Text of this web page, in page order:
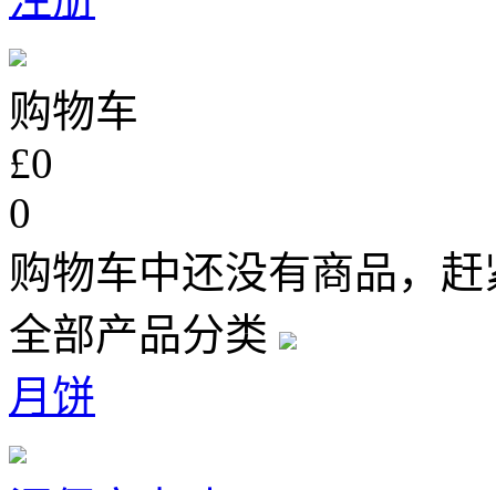
购物车
£0
0
购物车中还没有商品，
全部产品分类
月饼